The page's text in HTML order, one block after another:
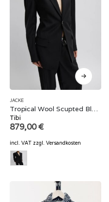
JACKE
Tropical Wool Scupted Blazer
Tibi
879,00€
incl. VAT zzgl. Versandkosten